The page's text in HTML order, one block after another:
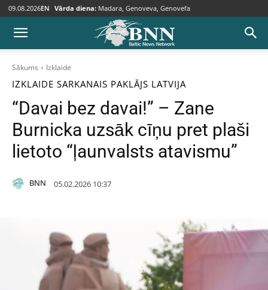
09.08.2026EN Vārda diena: Madara, Genoveva, Genovefa
Sākums Izklaide
IZKLAIDE SARKANAIS PAKLĀJS LATVIJA
“Davai bez davai!” – Zane
Burnicka uzsāk cīņu pret plaši
lietoto “ļaunvalsts atavismu”
BNN 05.02.2026 10:37